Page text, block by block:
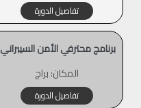
تفاصيل الدورة
برنامج محترفي الأمن السيبراني
المكان:براج
تفاصيل الدورة